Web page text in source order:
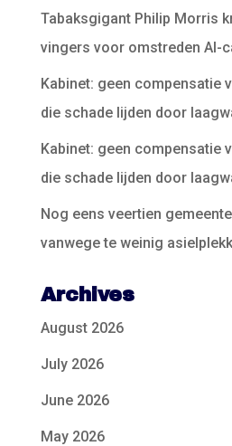
Tabaksgigant Philip Morris
vingers voor omstreden AI-
Kabinet: geen compensatie
die schade lijden door
Kabinet: geen compensatie
die schade lijden door
Nog eens veertien
vanwege te weinig
Archives
August 2026
July 2026
June 2026
May 2026